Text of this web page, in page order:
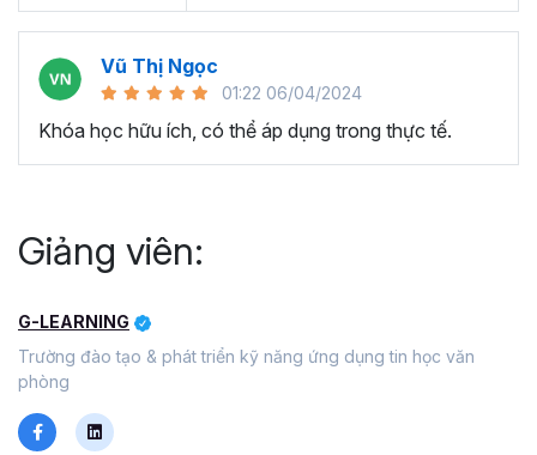
Vũ Thị Ngọc
01:22 06/04/2024
Khóa học hữu ích, có thể áp dụng trong thực tế.
Giảng viên:
G-LEARNING
Trường đào tạo & phát triển kỹ năng ứng dụng tin học văn
phòng